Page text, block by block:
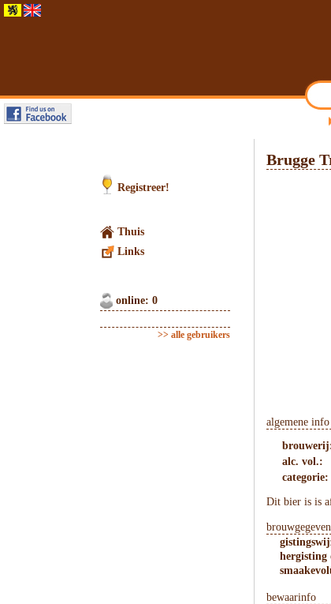
Registreer!
Thuis
Links
online: 0
>> alle gebruikers
Brugge
algemene info
alc. vol.:
categorie:
Dit bier is is
hergisting
bewaarinfo